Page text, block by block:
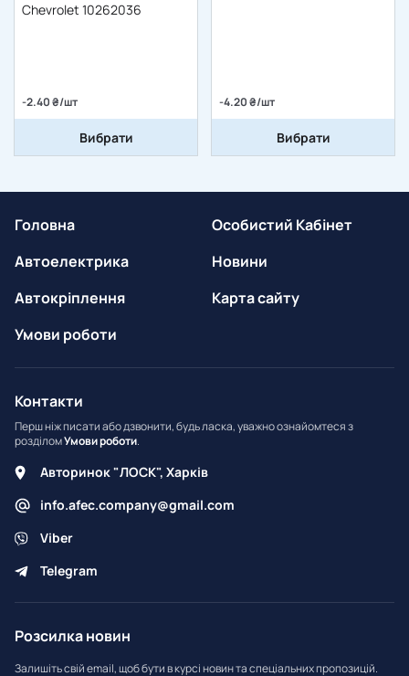
Chevrolet 10262036
-2.40 ₴/шт
Вибрати
-4.20 ₴/шт
Вибрати
Головна
Автоелектрика
Автокріплення
Умови роботи
Особистий Кабінет
Новини
Карта сайту
Контакти
Перш ніж писати або дзвонити, будь ласка, уважно ознайомтеся з
розділомУмови роботи.
Авторинок "ЛОСК", Харків
info.afec.company@gmail.com
Viber
Telegram
Розсилка новин
Залишіть свій email, щоб бути в курсі новин та спеціальних пропозицій.